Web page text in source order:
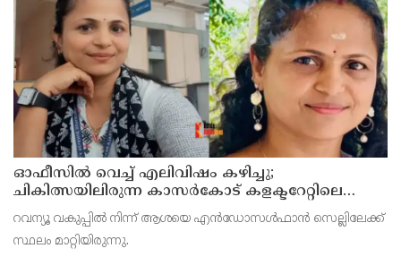
കാണുന്നത്.
ഓഫീസില്‍ വെച്ച് എലിവിഷം കഴിച്ചു;
ചികിത്സയിലിരുന്ന കാസര്‍കോട് കളക്ടറേറ്റിലെ
സീനിയര്‍ ക്ലര്‍ക്ക് മരിച്ചു
റവന്യൂ വകുപ്പില്‍ നിന്ന് ആശയെ എന്‍ഡോസള്‍ഫാന്‍ സെല്ലിലേക്ക്
സ്ഥലം മാറ്റിയിരുന്നു.